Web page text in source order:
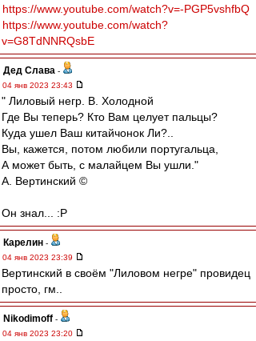
https://www.youtube.com/watch?v=-PGP5vshfbQ
https://www.youtube.com/watch?
v=G8TdNNRQsbE
Дед Слава -
04 янв 2023 23:43
" Лиловый негр. В. Холодной
Где Вы теперь? Кто Вам целует пальцы?
Куда ушел Ваш китайчонок Ли?..
Вы, кажется, потом любили португальца,
А может быть, с малайцем Вы ушли."
А. Вертинский ©
Он знал... :P
Карелин -
04 янв 2023 23:39
Вертинский в своём "Лиловом негре" провидец
просто, гм..
Nikodimoff -
04 янв 2023 23:20